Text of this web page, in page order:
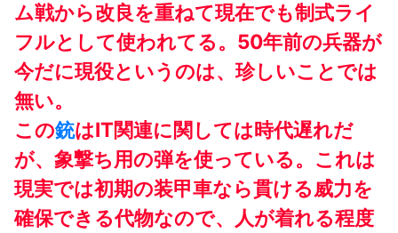
ム戦から改良を重ねて現在でも制式ライ
フルとして使われてる。50年前の兵器が
今だに現役というのは、珍しいことでは
無い。
この銃はIT関連に関しては時代遅れだ
が、象撃ち用の弾を使っている。これは
現実では初期の装甲車なら貫ける威力を
確保できる代物なので、人が着れる程度